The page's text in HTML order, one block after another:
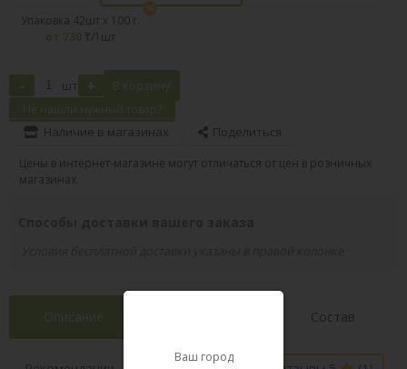
Упаковка 42шт х 100 г.
от 730 ₸/1шт
- шт + В корзину
Не нашли нужный товар?
Наличие в магазинах Поделиться
Цены в интернет-магазине могут отличаться от цен в розничных
магазинах.
Описание Состав
Наличие в
Ваш город